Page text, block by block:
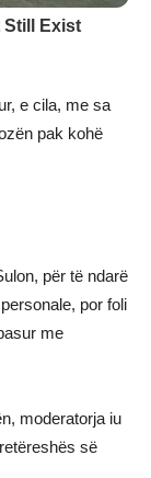
e cila, me sa
pak kohë
për të ndarë
por foli
me
moderatorja iu
së